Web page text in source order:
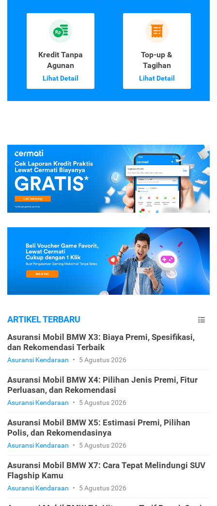
Kredit Tanpa
Agunan
Lihat Detail
Top-up &
Tagihan
Lihat Detail
ARTIKEL TERBARU
Asuransi Mobil BMW X3: Biaya Premi, Spesifikasi,
dan Rekomendasi Terbaik
Asuransi Kendaraan • 5 Agustus 2026
Asuransi Mobil BMW X4: Pilihan Jenis Premi, Fitur
Perluasan, dan Rekomendasi
Asuransi Kendaraan • 5 Agustus 2026
Asuransi Mobil BMW X5: Estimasi Premi, Pilihan
Polis, dan Rekomendasinya
Asuransi Kendaraan • 5 Agustus 2026
Asuransi Mobil BMW X7: Cara Tepat Melindungi SUV
Flagship Kamu
Asuransi Kendaraan • 5 Agustus 2026